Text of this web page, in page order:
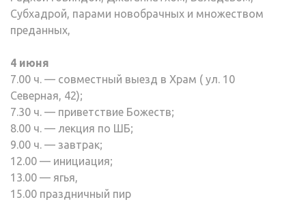
Субхадрой, парами новобрачных и множеством
преданных,
4 июня
7.00 ч. — совместный выезд в Храм ( ул. 10
Северная, 42);
7.30 ч. — приветствие Божеств;
8.00 ч. — лекция по ШБ;
9.00 ч. — завтрак;
12.00 — инициация;
13.00 — ягья,
15.00 праздничный пир